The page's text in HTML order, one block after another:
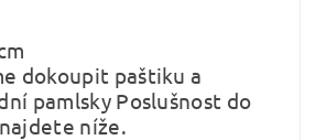
dokoupit paštiku a
pamlsky Poslušnost do
níže.